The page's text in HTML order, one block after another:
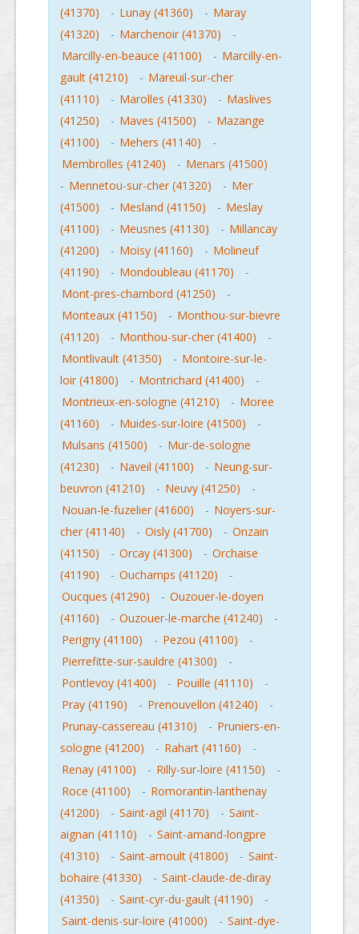
(41370) - Lunay (41360) - Maray
(41320)
- Marchenoir (41370)
-
Marcilly-en-beauce (41100)
- Marcilly-en-
gault (41210)
- Mareuil-sur-cher
(41110)
- Marolles (41330) - Maslives
(41250)
- Maves (41500) - Mazange
(41100)
- Mehers (41140)
-
Membrolles (41240)
- Menars (41500)
- Mennetou-sur-cher (41320) - Mer
(41500)
- Mesland (41150) - Meslay
(41100)
- Meusnes (41130) - Millancay
(41200)
- Moisy (41160) - Molineuf
(41190)
- Mondoubleau (41170)
-
Mont-pres-chambord (41250)
-
Monteaux (41150)
- Monthou-sur-bievre
(41120)
- Monthou-sur-cher (41400)
-
Montlivault (41350)
- Montoire-sur-le-
loir (41800)
- Montrichard (41400)
-
Montrieux-en-sologne (41210)
- Moree
(41160)
- Muides-sur-loire (41500)
-
Mulsans (41500)
- Mur-de-sologne
(41230)
- Naveil (41100) - Neung-sur-
beuvron (41210)
- Neuvy (41250)
-
Nouan-le-fuzelier (41600)
- Noyers-sur-
cher (41140)
- Oisly (41700) - Onzain
(41150)
- Orcay (41300) - Orchaise
(41190)
- Ouchamps (41120)
-
Oucques (41290)
- Ouzouer-le-doyen
(41160)
- Ouzouer-le-marche (41240)
-
Perigny (41100)
- Pezou (41100)
-
Pierrefitte-sur-sauldre (41300)
-
Pontlevoy (41400)
- Pouille (41110)
-
Pray (41190)
- Prenouvellon (41240)
-
Prunay-cassereau (41310)
- Pruniers-en-
sologne (41200)
- Rahart (41160)
-
Renay (41100)
- Rilly-sur-loire (41150)
-
Roce (41100)
- Romorantin-lanthenay
(41200)
- Saint-agil (41170) - Saint-
aignan (41110)
- Saint-amand-longpre
(41310)
- Saint-arnoult (41800) - Saint-
bohaire (41330)
- Saint-claude-de-diray
(41350)
- Saint-cyr-du-gault (41190)
-
Saint-denis-sur-loire (41000)
- Saint-dye-